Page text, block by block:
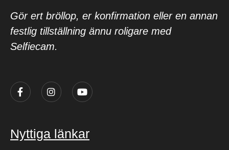
Gör ert bröllop, er konfirmation eller en annan
festlig tillställning ännu roligare med
Selfiecam.
Nyttiga länkar